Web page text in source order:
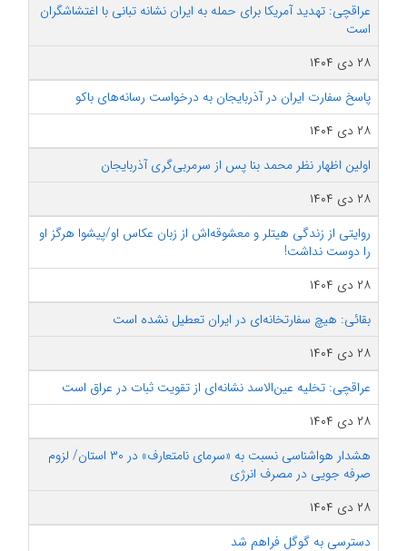
عراقچی: تهدید آمریکا برای حمله به ایران نشانه تبانی با اغتشاشگران
است
۲۸ دی ۱۴۰۴
پاسخ سفارت ایران در آذربایجان به درخواست رسانه‌های باکو
۲۸ دی ۱۴۰۴
اولین اظهار نظر محمد بنا پس از سرمربی‌گری آذربایجان
۲۸ دی ۱۴۰۴
روایتی از زندگی هیتلر و معشوقه‌اش از زبان عکاس او/پیشوا هرگز او
را دوست نداشت!
۲۸ دی ۱۴۰۴
بقائی: هیچ سفارتخانه‌ای در ایران تعطیل نشده است
۲۸ دی ۱۴۰۴
عراقچی: تخلیه عین‌الاسد نشانه‌ای از تقویت ثبات در عراق است
۲۸ دی ۱۴۰۴
هشدار هواشناسی نسبت به «سرمای نامتعارف» در ۳۰ استان/ لزوم
صرفه‌ جویی در مصرف انرژی
۲۸ دی ۱۴۰۴
دسترسی به گوگل فراهم شد